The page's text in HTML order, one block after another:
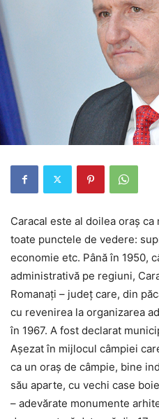
Caracal este al doilea oraş
toate punctele de vedere:
economie etc. Până în 1950,
administrativă pe regiuni,
Romanaţi – judeţ care, din
cu revenirea la organizarea
în 1967. A fost declarat
Aşezat în mijlocul câmpiei
ca un oraş de câmpie, bine
său aparte, cu vechi case
– adevărate monumente